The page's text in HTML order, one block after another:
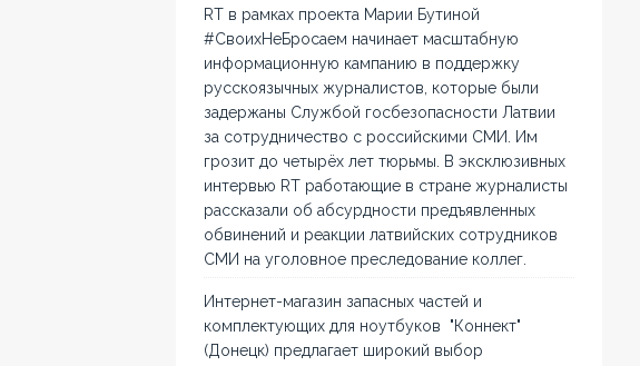
RT в рамках проекта Марии Бутиной
#СвоихНеБросаем начинает масштабную
информационную кампанию в поддержку
русскоязычных журналистов, которые были
задержаны Службой госбезопасности Латвии
за сотрудничество с российскими СМИ. Им
грозит до четырёх лет тюрьмы. В эксклюзивных
интервью RT работающие в стране журналисты
рассказали об абсурдности предъявленных
обвинений и реакции латвийских сотрудников
СМИ на уголовное преследование коллег.
Интернет-магазин запасных частей и
комплектующих для ноутбуков "Коннект"
(Донецк) предлагает широкий выбор